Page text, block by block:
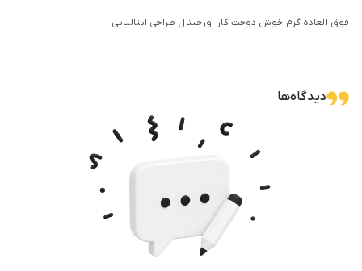
فوق العاده گرم خوش دوخت کار اورجینال طراحی ایتالیایی
دیدگاه‌ها